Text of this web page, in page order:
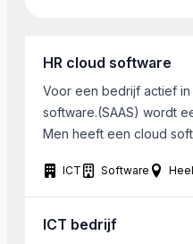
HR cloud software
Voor een bedrijf actief
software.(SAAS) wordt
Men heeft een cloud
om hun visie te geven
leren. Dit creëert
toewijding van hen voor
ICT Software
ICT bedrijf